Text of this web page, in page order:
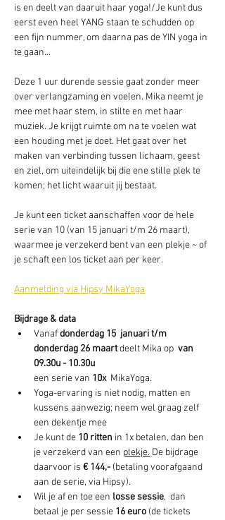
is en deelt van daaruit haar yoga!/Je kunt dus
eerst even heel YANG staan te schudden op
een fijn nummer, om daarna pas de YIN yoga in
te gaan...
Deze 1 uur durende sessie gaat zonder meer
over verlangzaming en voelen. Mika neemt je
mee met haar stem, in stilte en met haar
muziek. Je krijgt ruimte om na te voelen wat
een houding met je doet. Het gaat over het
maken van verbinding tussen lichaam, geest
en ziel, om uiteindelijk bij die ene stille plek te
komen; het licht waaruit jij bestaat.
Je kunt een ticket aanschaffen voor de hele
serie van 10 (van 15 januari t/m 26 maart),
waarmee je verzekerd bent van een plekje ~ of
je schaft een los ticket aan per keer.
Aanmelding via Hipsy MikaYoga
Bijdrage & data
Vanaf donderdag 15  januari t/m
donderdag 26 maart deelt Mika op van
09.30u - 10.30u
een serie van 10x MikaYoga.
Yoga-ervaring is niet nodig, matten en
kussens aanwezig; neem wel graag zelf
een dekentje mee
Je kunt de 10 ritten in 1x betalen, dan ben
je verzekerd van een plekje. De bijdrage
daarvoor is € 144,- (betaling voorafgaand
aan de serie, via Hipsy).
Wil je af en toe een losse sessie,  dan
betaal je per sessie 16 euro (de tickets